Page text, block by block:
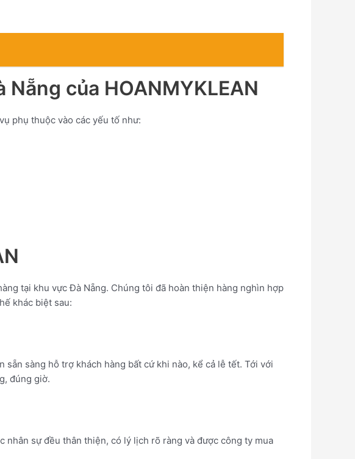
của HOANMYKLEAN
phụ thuộc vào các yếu tố như:
tại khu vực Đà Nẵng. Chúng tôi đã hoàn thiện hàng nghìn hợp
khác biệt sau:
sàng hỗ trợ khách hàng bất cứ khi nào, kể cả lễ tết. Tới với
đúng giờ.
nhân sự đều thân thiện, có lý lịch rõ ràng và được công ty mua